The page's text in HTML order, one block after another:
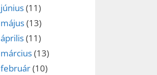
(11)
(13)
(11)
(13)
(10)